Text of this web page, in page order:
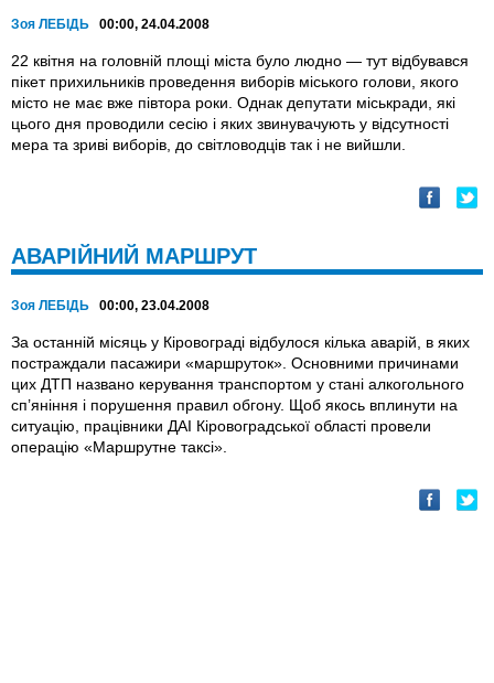
Зоя ЛЕБІДЬ 00:00, 24.04.2008
22 квітня на головній площі міста було людно — тут відбувався
пікет прихильників проведення виборів міського голови, якого
місто не має вже півтора роки. Однак депутати міськради, які
цього дня проводили сесію і яких звинувачують у відсутності
мера та зриві виборів, до світловодців так і не вийшли.
АВАРІЙНИЙ МАРШРУТ
Зоя ЛЕБІДЬ 00:00, 23.04.2008
За останній місяць у Кіровограді відбулося кілька аварій, в яких
постраждали пасажири «маршруток». Основними причинами
цих ДТП названо керування транспортом у стані алкогольного
сп’яніння і порушення правил обгону. Щоб якось вплинути на
ситуацію, працівники ДАІ Кіровоградської області провели
операцію «Маршрутне таксі».